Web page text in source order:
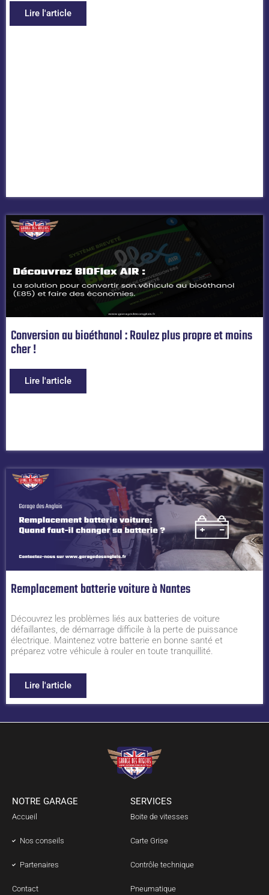
Lire l'article
Conversion au bioéthanol : Roulez plus propre et moins
cher !
Lire l'article
Remplacement batterie voiture à Nantes
Découvrez les problèmes liés aux batteries de voiture
défaillantes, de démarrage difficile à la perte de puissance
électrique. Maintenez votre batterie en bonne santé et
préparez votre véhicule à rouler en toute tranquillité.
Lire l'article
NOTRE GARAGE
Accueil
Nos conseils
Partenaires
Contact
SERVICES
Boite de vitesses
Carte Grise
Contrôle technique
Pneumatique